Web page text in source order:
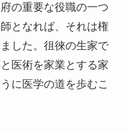
の重要な役職の一つ
となれば、それは権
した。徂徠の生家で
医術を家業とする家
に医学の道を歩むこ